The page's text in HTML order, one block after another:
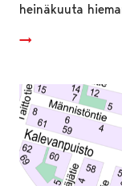
heinäkuuta